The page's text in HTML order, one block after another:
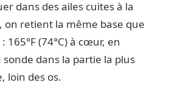
dans des ailes cuites à la
on retient la même base que
165°F (74°C) à cœur, en
dans la partie la plus
loin des os.